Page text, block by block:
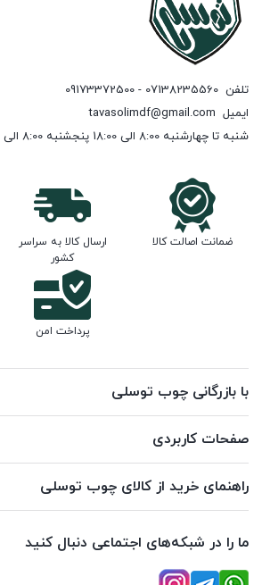
تلفن 07138235560 - 09173372500
ایمیل tavasolimdf@gmail.com
شنبه تا چهارشنبه 8:00 الی 18:00 پنجشنبه 8:00 الی 13:00
ضمانت اصالت کالا
ارسال کالا به سراسر
کشور
پرداخت امن
با بازرگانی چوب توسلی
صفحات کاربردی
راهنمای خرید از کالای چوب توسلی
ما را در شبکه‌های اجتماعی دنبال کنید